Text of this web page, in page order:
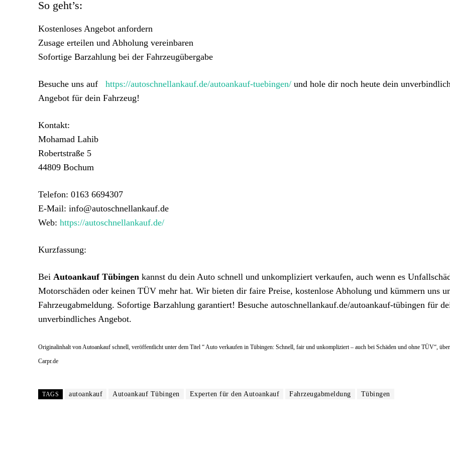
So geht’s:
Kostenloses Angebot anfordern
Zusage erteilen und Abholung vereinbaren
Sofortige Barzahlung bei der Fahrzeugübergabe
Besuche uns auf https://autoschnellankauf.de/autoankauf-tuebingen/ und hole dir noch heute dein
Angebot für dein Fahrzeug!
Kontakt:
Mohamad Lahib
Robertstraße 5
44809 Bochum
Telefon: 0163 6694307
E-Mail: info@autoschnellankauf.de
Web: https://autoschnellankauf.de/
Kurzfassung:
Bei Autoankauf Tübingen kannst du dein Auto schnell und unkompliziert verkaufen, auch wenn es
Motorschäden oder keinen TÜV mehr hat. Wir bieten dir faire Preise, kostenlose Abholung und kümmern uns
Fahrzeugabmeldung. Sofortige Barzahlung garantiert! Besuche autoschnellankauf.de/autoankauf-tübingen für
unverbindliches Angebot.
Originalinhalt von Autoankauf schnell, veröffentlicht unter dem Titel “ Auto verkaufen in Tübingen: Schnell, fair und unkompliziert – auch bei Schäden und ohne TÜV“,
Carpr.de
TAGS autoankauf Autoankauf Tübingen Experten für den Autoankauf Fahrzeugabmeldung Tübingen